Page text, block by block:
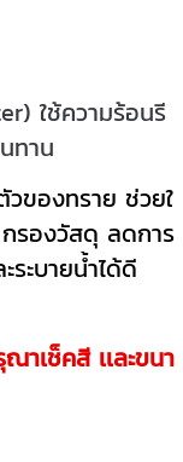
ใช้ความร้อนรี
ทาน
ของทราย ช่วยใ
รองวัสดุ ลดการ
ระบายน้ำได้ดี
าเช็คสี เเละขนา